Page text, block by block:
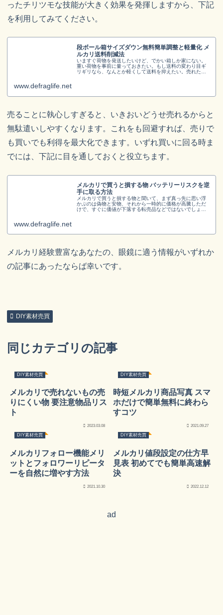
ったチリツモな技能が大きく効果を発揮しますから、下記
を利用してみてください。
段ボール箱サイズダウン無料簡単調整と軽量化 メ
ルカリ送料削減法
いますぐ荷物を発送したいけど、でかい箱しか家にない。
重い荷物を事前に量っておきたい。もし送料の変わり目ギ
リギリなら、なんとか軽くして送料を抑えたい。売れた商
www.defraglife.net
売ることに執心しすぎると、いきおいどうせ売れるからと
無駄遣いしやすくなります。これをも回避すれば、売りで
も買いでも利得を最大化できます。いずれ買いに回る時ま
でには、下記に目を通しておくと役立ちます。
メルカリで買うと損する物 バッテリーリスクを逆
手に取る方法
メルカリで買うと損する物と聞いて、まず真っ先に思い浮
かぶのは偽物と安物、それから一時的に価格が高騰しただ
けで、すぐに価値が下落する転売品などではないでしょう
www.defraglife.net
メルカリ経験豊富なあなたの、眼鏡に適う情報がいずれか
の記事にあったならば幸いです。
DIY素材売買
同じカテゴリの記事
DIY素材売買
メルカリで売れないもの売
りにくい物 要注意物品リス
ト
2023.03.08
DIY素材売買
時短メルカリ商品写真 スマ
ホだけで簡単無料に終わら
すコツ
2021.09.27
DIY素材売買
メルカリフォロー機能メリ
ットとフォロワーリピータ
ーを自然に増やす方法
2021.10.30
DIY素材売買
メルカリ値段設定の仕方早
見表 初めてでも簡単高速解
決
2022.12.12
ad